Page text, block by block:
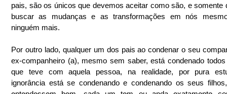
pais, são os únicos que devemos aceitar como são, e somente
buscar as mudanças e as transformações em nós
ninguém mais.
Por outro lado, qualquer um dos pais ao condenar o seu
ex-companheiro (a), mesmo sem saber, está condenado
que teve com aquela pessoa, na realidade, por pura
ignorância está se condenando e condenando os seus